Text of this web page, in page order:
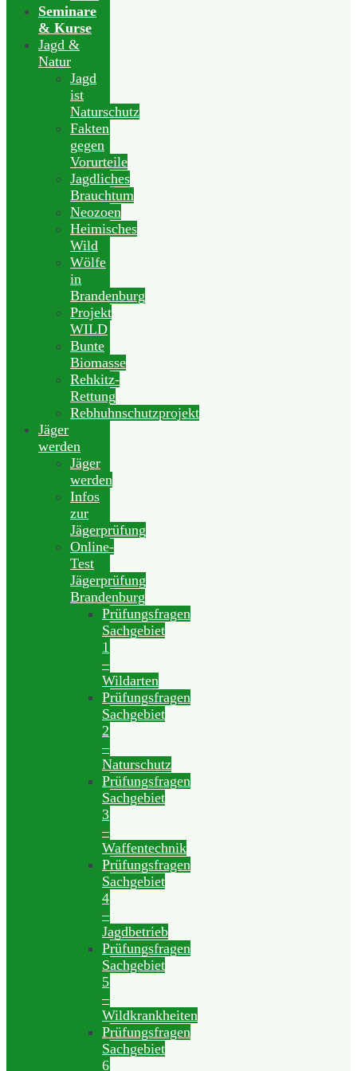
Seminare
& Kurse
Jagd &
Natur
Jagd
ist
Naturschutz
Fakten
gegen
Vorurteile
Jagdliches
Brauchtum
Neozoen
Heimisches
Wild
Wölfe
in
Brandenburg
Projekt
WILD
Bunte
Biomasse
Rehkitz-
Rettung
Rebhuhnschutzprojekt
Jäger
werden
Jäger
werden
Infos
zur
Jägerprüfung
Online-
Test
Jägerprüfung
Brandenburg
Prüfungsfragen
Sachgebiet
1
–
Wildarten
Prüfungsfragen
Sachgebiet
2
–
Naturschutz
Prüfungsfragen
Sachgebiet
3
–
Waffentechnik
Prüfungsfragen
Sachgebiet
4
–
Jagdbetrieb
Prüfungsfragen
Sachgebiet
5
–
Wildkrankheiten
Prüfungsfragen
Sachgebiet
6